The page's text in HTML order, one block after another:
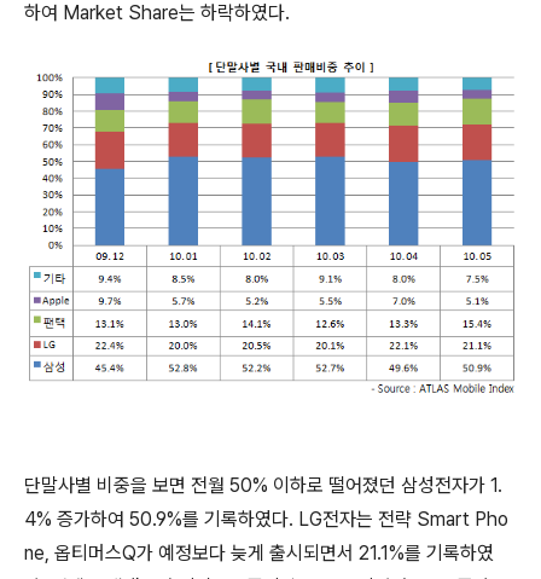
하여 Market Share는 하락하였다.
단말사별 비중을 보면 전월 50% 이하로 떨어졌던 삼성전자가 1.
4% 증가하여 50.9%를 기록하였다. LG전자는 전략 Smart Pho
ne, 옵티머스Q가 예정보다 늦게 출시되면서 21.1%를 기록하였